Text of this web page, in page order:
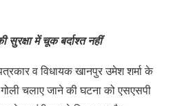
में चूक बर्दाश्त नहीं
व विधायक खानपुर उमेश शर्मा के
गोली चलाए जाने की घटना को एसएसपी